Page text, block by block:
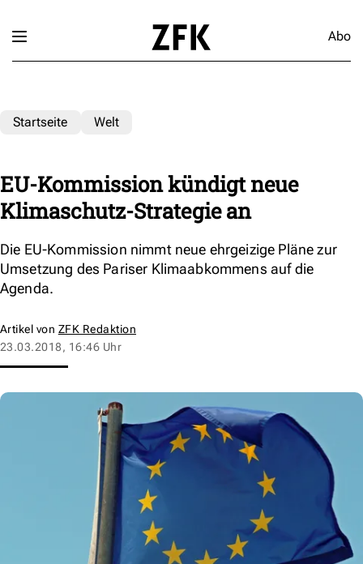
Abo
Startseite Welt
EU-Kommission kündigt neue
Klimaschutz-Strategie an
Die EU-Kommission nimmt neue ehrgeizige Pläne zur
Umsetzung des Pariser Klimaabkommens auf die
Agenda.
Artikel von ZFK Redaktion
23.03.2018, 16:46 Uhr